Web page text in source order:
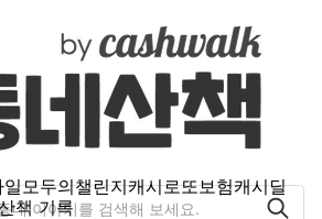
일모두의챌린지캐시로또보험캐시딜
책 기록